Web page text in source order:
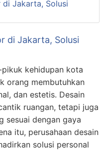
di Jakarta, Solusi
kehidupan kota
orang membutuhkan
dan estetis. Desain
ruangan, tetapi juga
sesuai dengan gaya
itu, perusahaan desain
solusi personal